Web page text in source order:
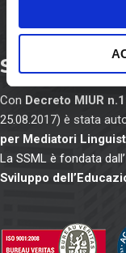
s
e
n
s
o
SSML
Con Decreto MIUR
25.08.2017) è stata
per Mediatori
La SSML è fondata dall’
Sviluppo